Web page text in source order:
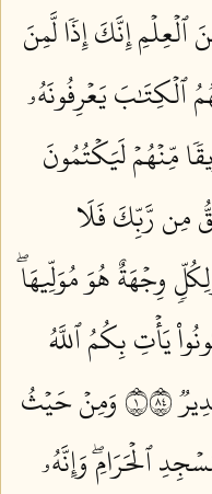
إِنَّكَ إِذٗا لَّمِنَ
ٱلۡكِتَٰبَ يَعۡرِفُونَهُۥ
مِّنۡهُمۡ لَيَكۡتُمُونَ
مِن رَّبِّكَ فَلَا
وِجۡهَةٌ هُوَ مُوَلِّيهَاۖ
يَأۡتِ بِكُمُ ٱللَّهُ
وَمِنۡ حَيۡثُ
ٱلۡحَرَامِۖ وَإِنَّهُۥ